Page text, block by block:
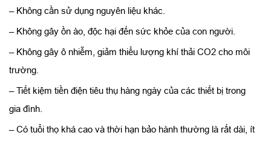
– Không cần sử dụng nguyên liệu khác.
– Không gây ồn ào, độc hại đến sức khỏe của con người.
– Không gây ô nhiễm, giảm thiểu lượng khí thải CO2 cho môi
trường.
– Tiết kiệm tiền điện tiêu thụ hàng ngày của các thiết bị trong
gia đình.
– Có tuổi thọ khá cao và thời hạn bảo hành thường là rất dài, ít